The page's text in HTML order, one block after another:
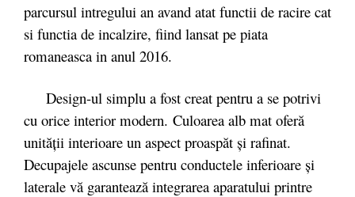
parcursul intregului an avand atat functii de racire cat
si functia de incalzire, fiind lansat pe piata
romaneasca in anul 2016.
Design-ul simplu a fost creat pentru a se potrivi
cu orice interior modern. Culoarea alb mat oferă
unităţii interioare un aspect proaspăt şi rafinat.
Decupajele ascunse pentru conductele inferioare şi
laterale vă garantează integrarea aparatului printre